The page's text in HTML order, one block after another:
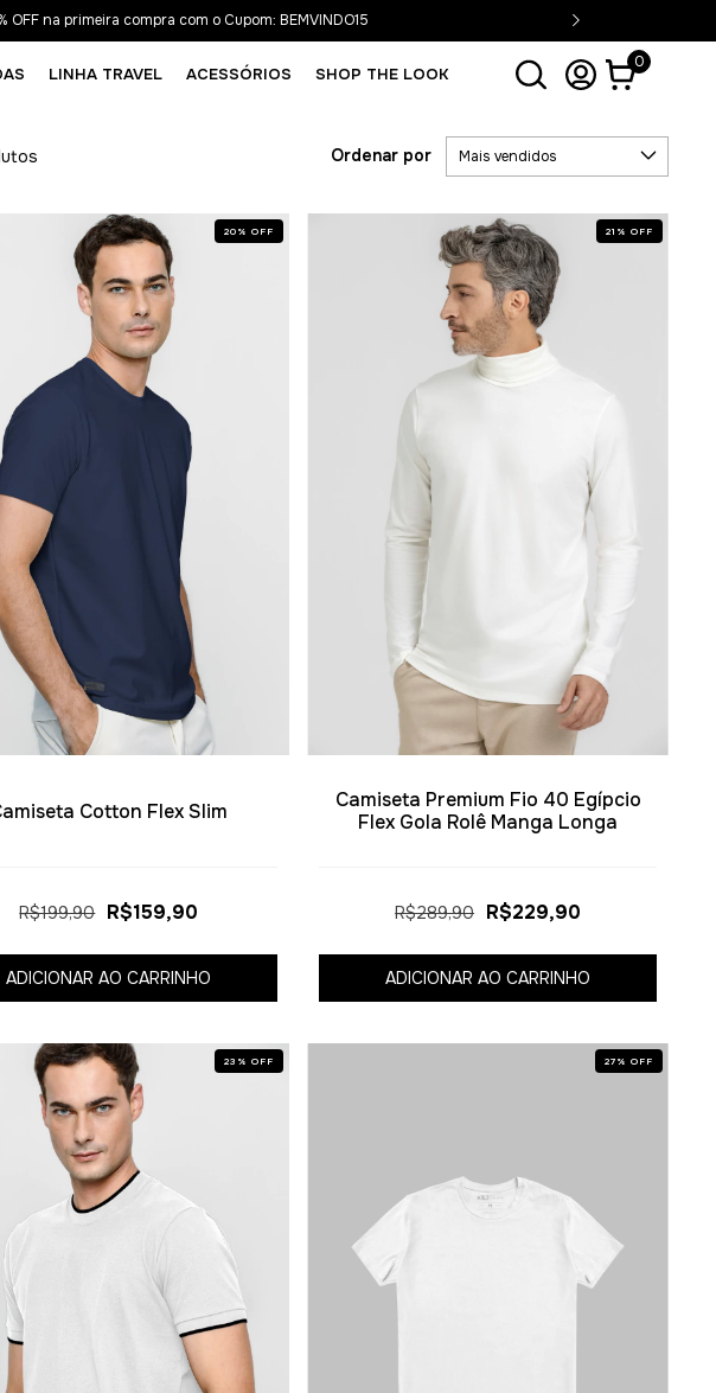
OFF na primeira compra com o Cupom: BEMVINDO15
LINHA TRAVEL ACESSÓRIOS SHOP THE LOOK
0
Ordenar por
20 %OFF
Cotton Flex Slim
R$199,90 R$159,90
ADICIONAR AO CARRINHO
21 % OFF
Camiseta Premium Fio 40 Egípcio
Flex Gola Rolê Manga Longa
R$289,90 R$229,90
ADICIONAR AO CARRINHO
23 %OFF 27 % OFF